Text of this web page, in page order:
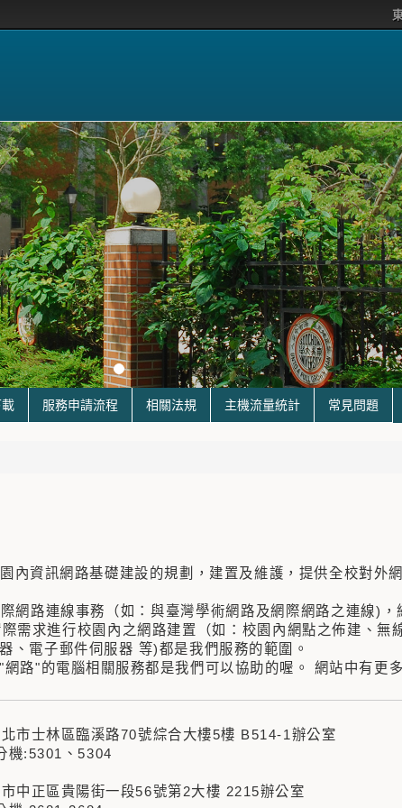
服務申請流程 相關法規 主機流量統計 常見問題
內資訊網路基礎建設的規劃，建置及維護，提供全校對外
網路連線事務（如：與臺灣學術網路及網際網路之連線)
需求進行校園內之網路建置（如：校園內網點之佈建、無
、電子郵件伺服器 等)都是我們服務的範圍。
路"的電腦相關服務都是我們可以協助的喔。 網站中有更
市士林區臨溪路70號綜合大樓5樓 B514-1辦公室
機:5301、5304
中正區貴陽街一段56號第2大樓 2215辦公室